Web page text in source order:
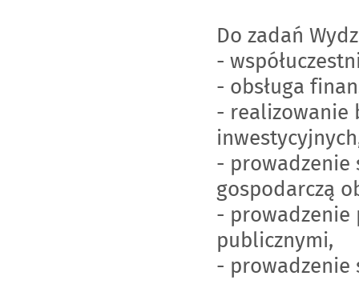
Do zadań
-
- obsługa
- realizowanie
- prowadzenie
gospodarczą
- prowadzenie
publicznymi,
-